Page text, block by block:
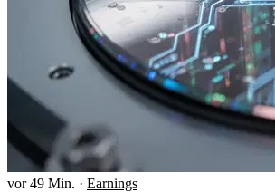
vor 49 Min. · Earnings